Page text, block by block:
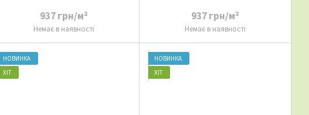
937 грн/м²
Немає в наявності
937 грн/м²
Немає в наявності
НОВИНКА
ХІТ
НОВИНКА
ХІТ